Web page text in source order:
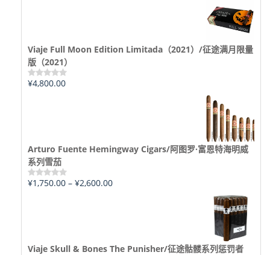
Viaje Full Moon Edition Limitada（2021）/征途满月限量
版（2021）
评
¥4,800.00
Arturo Fuente Hemingway Cigars/阿图罗·富恩特海明威
系列雪茄
评
¥1,750.00 – ¥2,600.00
Viaje Skull & Bones The Punisher/征途骷髅系列惩罚者